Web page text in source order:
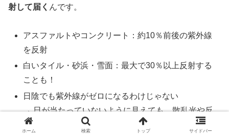
射して届く んです。
アスファルトやコンクリート：約10％前後の紫外線
を反射
白いタイル・砂浜・雪面：最大で30％以上反射する
ことも！
日陰でも紫外線がゼロになるわけじゃない
→ 日が当たっていないように見えても、散乱光や反
射光が四方八方から入り込み、肌に届いている
ホーム 検索 トップ サイドバー